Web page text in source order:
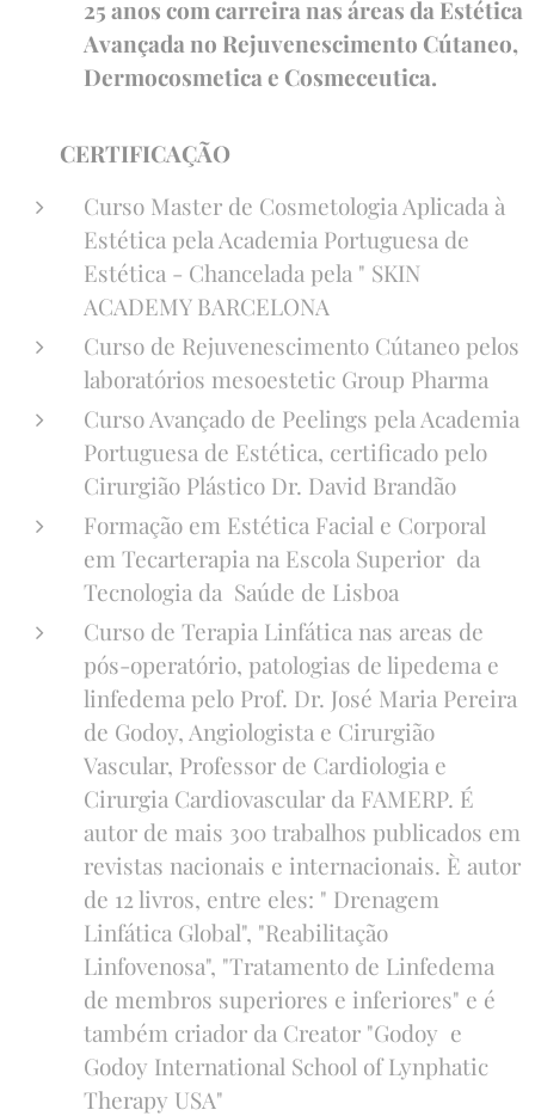
25 anos com carreira nas áreas da Estética
Avançada no Rejuvenescimento Cútaneo,
Dermocosmetica e Cosmeceutica.
CERTIFICAÇÃO
Curso Master de Cosmetologia Aplicada à
Estética pela Academia Portuguesa de
Estética - Chancelada pela " SKIN
ACADEMY BARCELONA
Curso de Rejuvenescimento Cútaneo pelos
laboratórios mesoestetic Group Pharma
Curso Avançado de Peelings pela Academia
Portuguesa de Estética, certificado pelo
Cirurgião Plástico Dr. David Brandão
Formação em Estética Facial e Corporal
em Tecarterapia na Escola Superior da
Tecnologia da Saúde de Lisboa
Curso de Terapia Linfática nas areas de
pós-operatório, patologias de lipedema e
linfedema pelo Prof. Dr. José Maria Pereira
de Godoy, Angiologista e Cirurgião
Vascular, Professor de Cardiologia e
Cirurgia Cardiovascular da FAMERP. É
autor de mais 300 trabalhos publicados em
revistas nacionais e internacionais. È autor
de 12 livros, entre eles: " Drenagem
Linfática Global", "Reabilitação
Linfovenosa", "Tratamento de Linfedema
de membros superiores e inferiores" e é
também criador da Creator "Godoy e
Godoy International School of Lynphatic
Therapy USA"